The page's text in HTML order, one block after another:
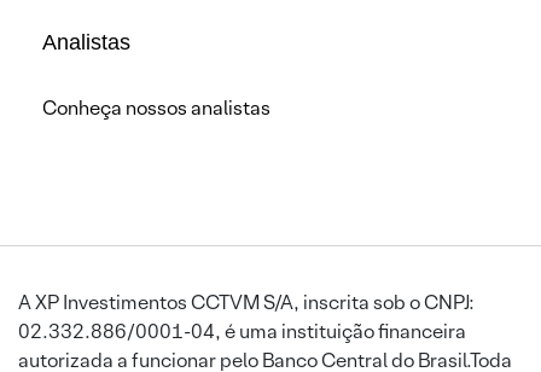
Analistas
Conheça nossos analistas
A XP Investimentos CCTVM S/A, inscrita sob o CNPJ:
02.332.886/0001-04, é uma instituição financeira
autorizada a funcionar pelo Banco Central do Brasil.Toda